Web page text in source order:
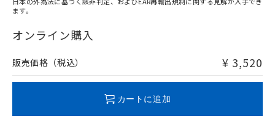
在庫等で未対応品が混在する可能性があります。
問い合わせください。
ます。
オンライン購入
販売価格（税込） ¥ 3,520
カートに追加